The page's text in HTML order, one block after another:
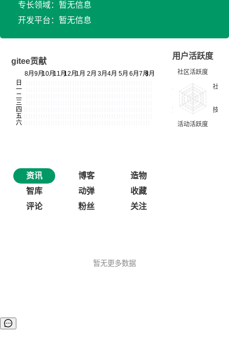
专长领域：暂无信息
开发平台：暂无信息
gitee贡献
用户活跃度
资讯 博客
造物
智库
动弹
收藏
评论
粉丝 关注
暂无更多数据